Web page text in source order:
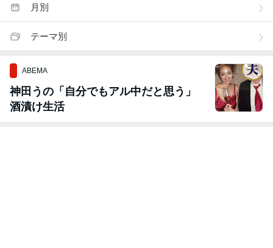
月別
テーマ別
ABEMA
神田うの「自分でもアル中だと思う」
酒漬け生活